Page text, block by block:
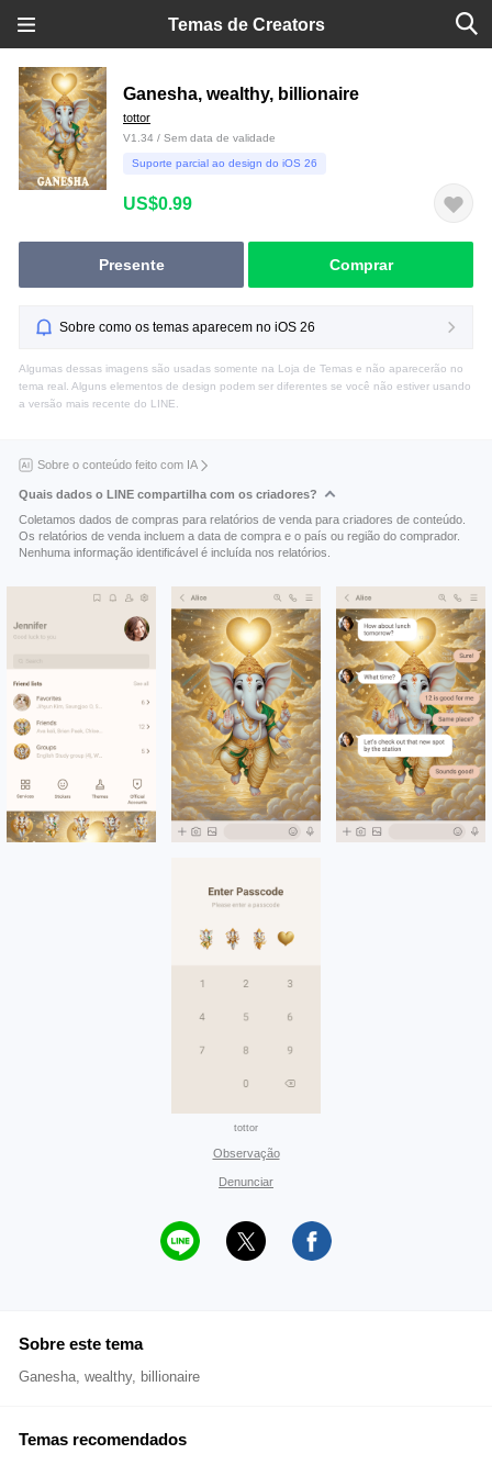
Temas de Creators
Ganesha, wealthy, billionaire
tottor
V1.34 / Sem data de validade
Suporte parcial ao design do iOS 26
US$0.99
Presente Comprar
Sobre como os temas aparecem no iOS 26
Algumas dessas imagens são usadas somente na Loja de Temas e não aparecerão no
tema real. Alguns elementos de design podem ser diferentes se você não estiver usando
a versão mais recente do LINE.
Sobre o conteúdo feito com IA
Quais dados o LINE compartilha com os criadores?
Coletamos dados de compras para relatórios de venda para criadores de conteúdo.
Os relatórios de venda incluem a data de compra e o país ou região do comprador.
Nenhuma informação identificável é incluída nos relatórios.
tottor
Observação
Denunciar
Sobre este tema
Ganesha, wealthy, billionaire
Temas recomendados